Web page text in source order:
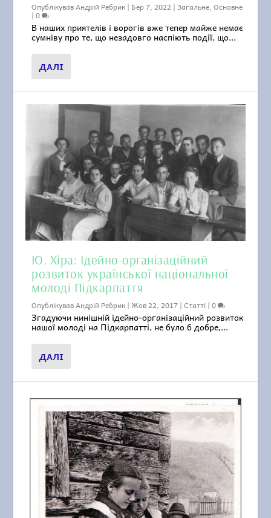
ОпублікувавАндрій Ребрик | Бер 7, 2022 |Загальне,Основне
|0
В наших приятелів і ворогів вже тепер майже немає
сумніву про те, що незадовго наспіють події, що...
ДАЛІ
Ю. Хіра: Ідейно-організаційний
розвиток української національної
молоді Підкарпаття
ОпублікувавАндрій Ребрик | Жов 22, 2017 |Статті |0
Згадуючи нинішній ідейно-організаційний розвиток
нашої молоді на Підкарпатті, не було б добре,...
ДАЛІ